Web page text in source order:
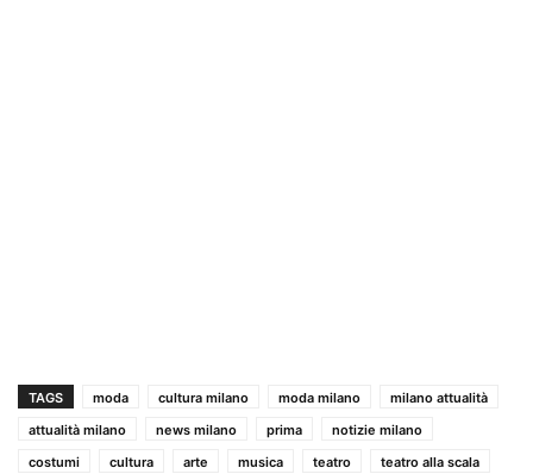
TAGS moda cultura milano moda milano
milano attualità
attualità milano
news milano prima
notizie milano
costumi
cultura arte musica teatro teatro alla scala